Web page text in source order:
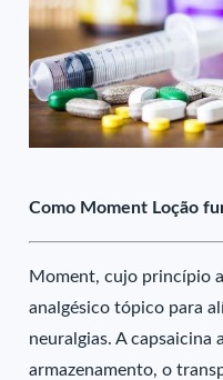
Como Moment Loção
Moment, cujo princípio
analgésico tópico para
neuralgias. A capsaicina
armazenamento, o